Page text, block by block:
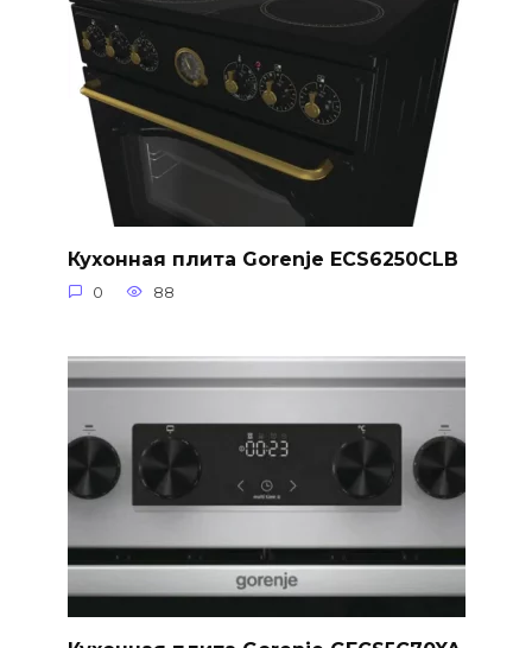
Кухонная плита Gorenje ECS6250CLB
0 88